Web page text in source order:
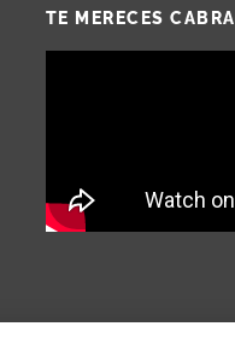
TE MERECES CABRA